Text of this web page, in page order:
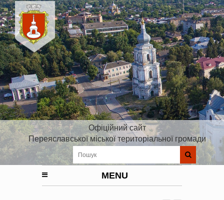
Офіційний сайт
Переяславської міської територіальної громади
MENU